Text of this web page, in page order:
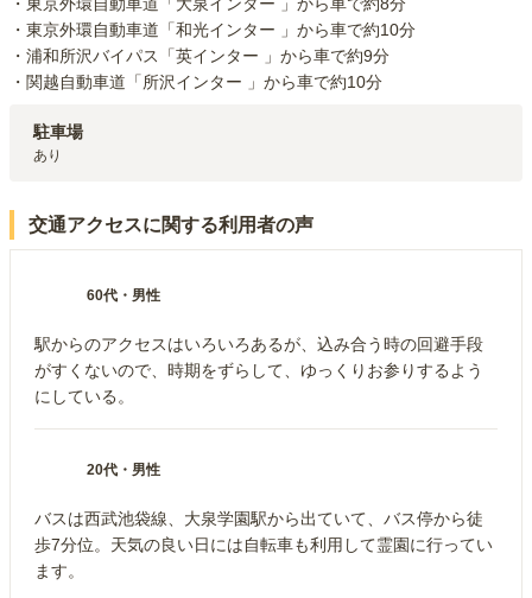
・東京外環自動車道「大泉インター 」から車で約8分
・東京外環自動車道「和光インター 」から車で約10分
・浦和所沢バイパス「英インター 」から車で約9分
・関越自動車道「所沢インター 」から車で約10分
駐車場
あり
交通アクセスに関する利用者の声
60代 ・ 男性
駅からのアクセスはいろいろあるが、込み合う時の回避手段
がすくないので、時期をずらして、ゆっくりお参りするよう
にしている。
20代 ・ 男性
バスは西武池袋線、大泉学園駅から出ていて、バス停から徒
歩7分位。天気の良い日には自転車も利用して霊園に行ってい
ます。